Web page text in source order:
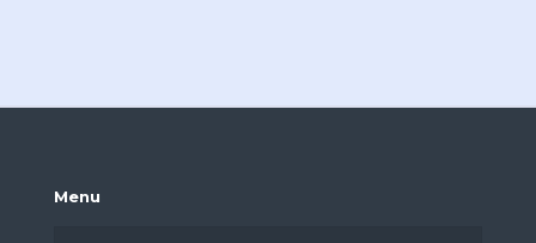
Menu